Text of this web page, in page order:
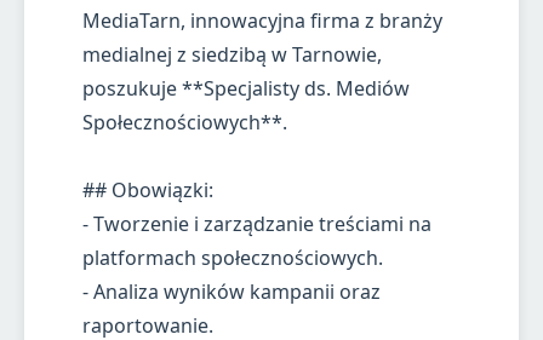
MediaTarn, innowacyjna firma z branży
medialnej z siedzibą w Tarnowie,
poszukuje **Specjalisty ds. Mediów
Społecznościowych**.
## Obowiązki:
- Tworzenie i zarządzanie treściami na
platformach społecznościowych.
- Analiza wyników kampanii oraz
raportowanie.